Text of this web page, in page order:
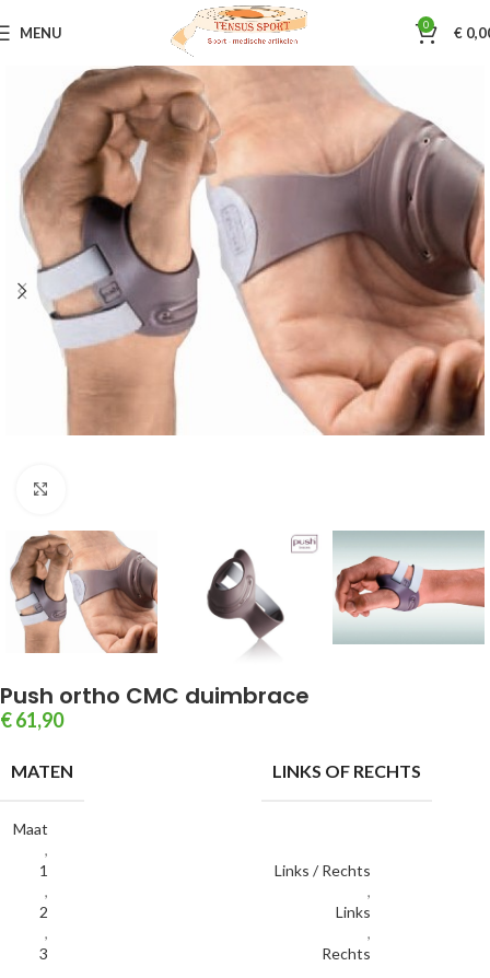
MENU 0 €
Home Braces Hand / pols / arm
Push ortho CMC duimbrace
€61,90
MATEN
Maat
,
1
,
2
,
3
LINKS OF RECHTS
Links / Rechts
,
Links
,
Rechts